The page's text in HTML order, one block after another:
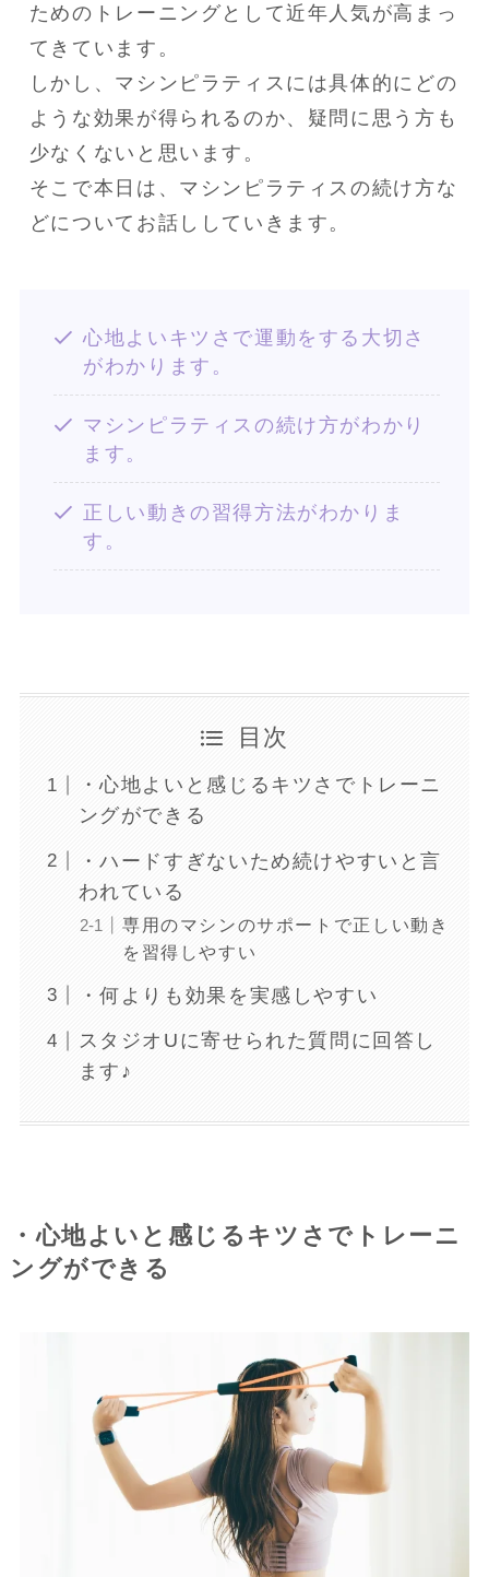
ためのトレーニングとして近年人気が高まっ
てきています。
しかし、マシンピラティスには具体的にどの
ような効果が得られるのか、疑問に思う方も
少なくないと思います。
そこで本日は、マシンピラティスの続け方な
どについてお話ししていきます。
心地よいキツさで運動をする大切さ
がわかります。
マシンピラティスの続け方がわかり
ます。
正しい動きの習得方法がわかりま
す。
目次
・心地よいと感じるキツさでトレーニ
ングができる
・ハードすぎないため続けやすいと言
われている
専用のマシンのサポートで正しい動き
を習得しやすい
・何よりも効果を実感しやすい
スタジオUに寄せられた質問に回答し
ます♪
・心地よいと感じるキツさでトレーニ
ングができる